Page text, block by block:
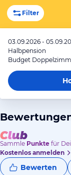
Filter
03.09.2026 -
Halbpension
Budget
Sammle Punkte für
Kostenlos anmelden
Bewerten